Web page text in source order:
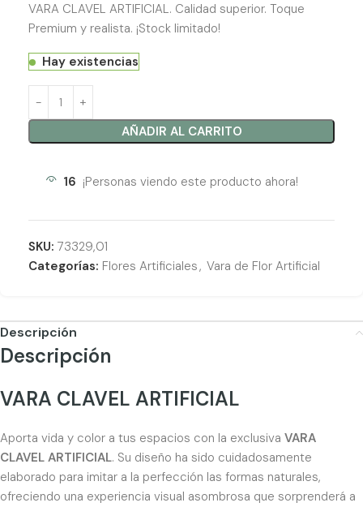
VARA CLAVEL ARTIFICIAL. Calidad superior. Toque
Premium y realista. ¡Stock limitado!
Hay existencias
AÑADIR AL CARRITO
16 ¡Personas viendo este producto ahora!
SKU: 73329,01
Categorías: Flores Artificiales, Vara de Flor Artificial
Descripción
Descripción
VARA CLAVEL ARTIFICIAL
Aporta vida y color a tus espacios con la exclusiva VARA
CLAVEL ARTIFICIAL. Su diseño ha sido cuidadosamente
elaborado para imitar a la perfección las formas naturales,
ofreciendo una experiencia visual asombrosa que sorprenderá a